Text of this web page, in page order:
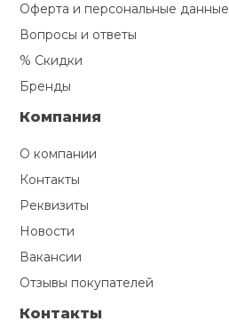
Оферта и персональные данные
Вопросы и ответы
% Скидки
Бренды
Компания
О компании
Контакты
Реквизиты
Новости
Вакансии
Отзывы покупателей
Контакты